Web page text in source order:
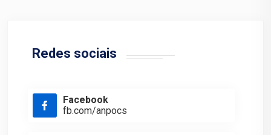
Redes sociais
Facebook
fb.com/anpocs